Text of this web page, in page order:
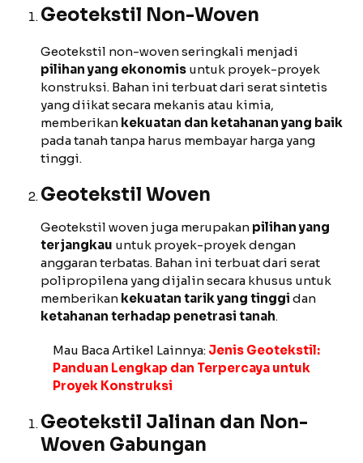
Geotekstil Non-Woven
Geotekstil non-woven seringkali menjadi
pilihan yang ekonomis untuk proyek-proyek
konstruksi. Bahan ini terbuat dari serat sintetis
yang diikat secara mekanis atau kimia,
memberikan kekuatan dan ketahanan yang baik
pada tanah tanpa harus membayar harga yang
tinggi.
Geotekstil Woven
Geotekstil woven juga merupakan pilihan yang
terjangkau untuk proyek-proyek dengan
anggaran terbatas. Bahan ini terbuat dari serat
polipropilena yang dijalin secara khusus untuk
memberikan kekuatan tarik yang tinggi dan
ketahanan terhadap penetrasi tanah.
Mau Baca Artikel Lainnya: Jenis Geotekstil:
Panduan Lengkap dan Terpercaya untuk
Proyek Konstruksi
Geotekstil Jalinan dan Non-
Woven Gabungan